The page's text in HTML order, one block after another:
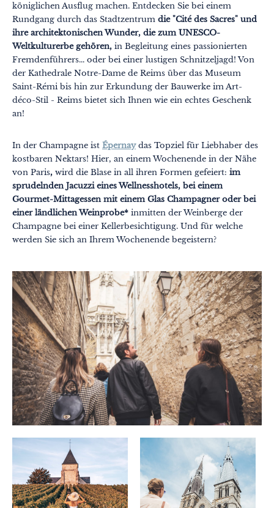
königlichen Ausflug machen. Entdecken Sie bei einem
Rundgang durch das Stadtzentrum die "Cité des Sacres" und
ihre architektonischen Wunder, die zum UNESCO-
Weltkulturerbe gehören, in Begleitung eines passionierten
Fremdenführers... oder bei einer lustigen Schnitzeljagd! Von
der Kathedrale Notre-Dame de Reims über das Museum
Saint-Rémi bis hin zur Erkundung der Bauwerke im Art-
déco-Stil - Reims bietet sich Ihnen wie ein echtes Geschenk
an!
In der Champagne ist Épernaydas Topziel für Liebhaber des
kostbaren Nektars! Hier, an einem Wochenende in der Nähe
von Paris, wird die Blase in all ihren Formen gefeiert: im
sprudelnden Jacuzzi eines Wellnesshotels, bei einem
Gourmet-Mittagessen mit einem Glas Champagner oder bei
einer ländlichen Weinprobe* inmitten der Weinberge der
Champagne bei einer Kellerbesichtigung. Und für welche
werden Sie sich an Ihrem Wochenende begeistern?